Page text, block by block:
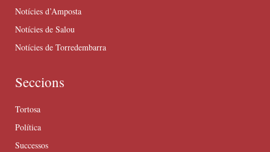
Notícies d’Amposta
Notícies de Salou
Notícies de Torredembarra
Seccions
Tortosa
Política
Successos